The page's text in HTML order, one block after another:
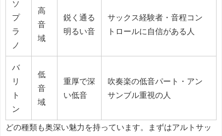
ソ
プ
ラ
ノ
高
音
域
鋭く通る
明るい音
サックス経験者・音程コン
トロールに自信がある人
バ
リ
ト
ン
低
音
域
重厚で深
い低音
吹奏楽の低音パート・アン
サンブル重視の人
どの種類も奥深い魅力を持っています。まずはアルトサッ